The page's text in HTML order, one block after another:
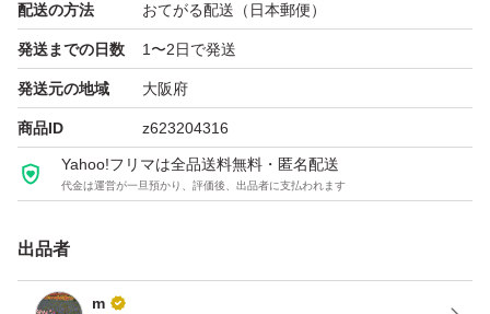
配送の方法 おてがる配送（日本郵便）
発送までの日数 1〜2日で発送
発送元の地域 大阪府
商品ID z623204316
Yahoo!フリマは全品送料無料・匿名配送
代金は運営が一旦預かり、評価後、出品者に支払われます
出品者
m